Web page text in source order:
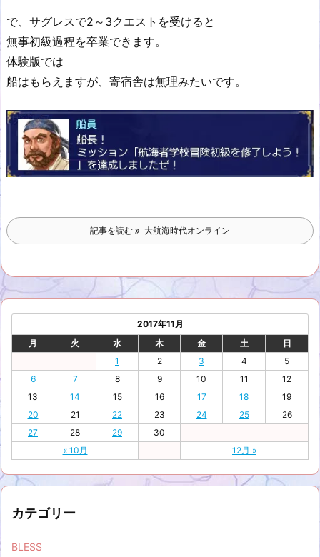
で、サグレスで2～3クエストを受けると
無事初級過程を卒業できます。
体験版では
船はもらえますが、寄宿舎は無理みたいです。
記事を読む 大航海時代オンライン
2017年11月
月
火 水 木 金 土 日
« 10月 12月 »
1 2 3 4
5
6
7 8 9 10 11
12
13
14 15 16 17 18
19
20
21 22 23 24 25
26
27
28 29 30
カテゴリー
BLESS